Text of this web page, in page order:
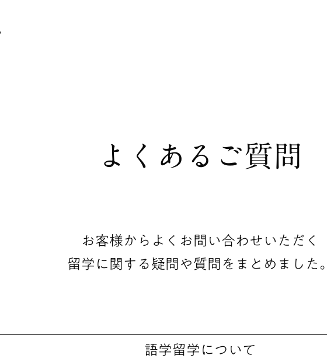
よくあるご質問
お客様からよくお問い合わせいただく
留学に関する疑問や質問をまとめました。
語学留学について